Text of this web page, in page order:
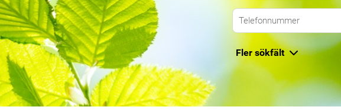
Fler sökfält